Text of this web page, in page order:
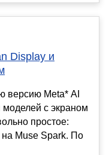
Display и
версию Meta* AI
с экраном
простое:
Muse Spark. По